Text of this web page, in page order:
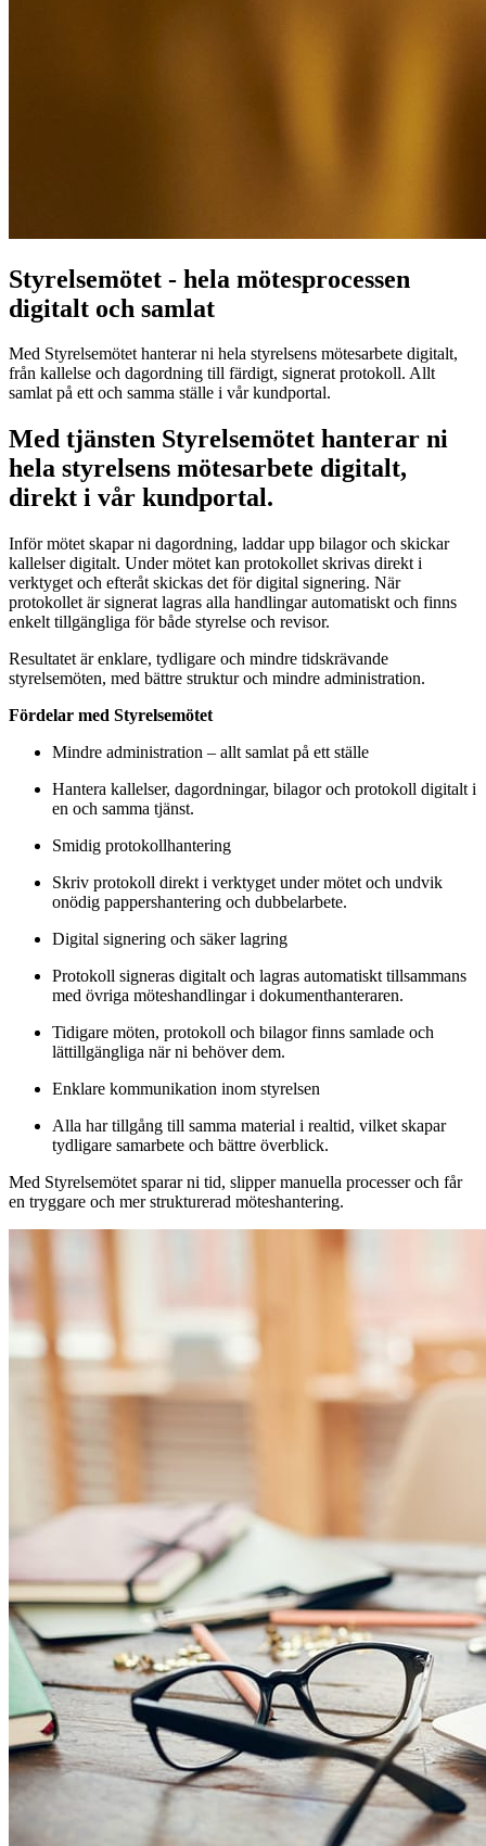
Styrelsemötet - hela mötesprocessen
digitalt och samlat
Med Styrelsemötet hanterar ni hela styrelsens mötesarbete digitalt,
från kallelse och dagordning till färdigt, signerat protokoll. Allt
samlat på ett och samma ställe i vår kundportal.
Med tjänsten Styrelsemötet hanterar ni
hela styrelsens mötesarbete digitalt,
direkt i vår kundportal.
Inför mötet skapar ni dagordning, laddar upp bilagor och skickar
kallelser digitalt. Under mötet kan protokollet skrivas direkt i
verktyget och efteråt skickas det för digital signering. När
protokollet är signerat lagras alla handlingar automatiskt och finns
enkelt tillgängliga för både styrelse och revisor.
Resultatet är enklare, tydligare och mindre tidskrävande
styrelsemöten, med bättre struktur och mindre administration.
Fördelar med Styrelsemötet
Mindre administration – allt samlat på ett ställe
Hantera kallelser, dagordningar, bilagor och protokoll digitalt i
en och samma tjänst.
Smidig protokollhantering
Skriv protokoll direkt i verktyget under mötet och undvik
onödig pappershantering och dubbelarbete.
Digital signering och säker lagring
Protokoll signeras digitalt och lagras automatiskt tillsammans
med övriga möteshandlingar i dokumenthanteraren.
Tidigare möten, protokoll och bilagor finns samlade och
lättillgängliga när ni behöver dem.
Enklare kommunikation inom styrelsen
Alla har tillgång till samma material i realtid, vilket skapar
tydligare samarbete och bättre överblick.
Med Styrelsemötet sparar ni tid, slipper manuella processer och får
en tryggare och mer strukturerad möteshantering.